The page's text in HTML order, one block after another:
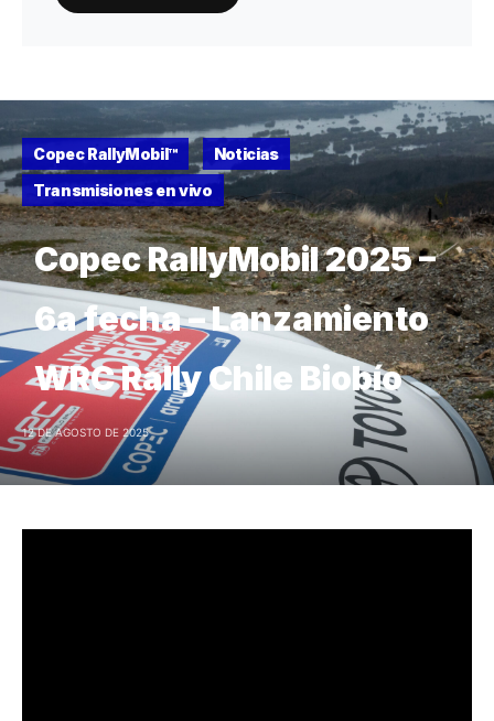
Copec RallyMobil™
Noticias
Transmisiones en vivo
Copec RallyMobil 2025 –
6a fecha – Lanzamiento
WRC Rally Chile Biobío
12 DE AGOSTO DE 2025